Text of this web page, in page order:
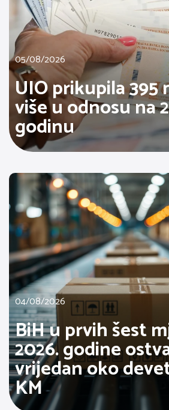
05/08/2026
UIO prikupila 395
više u odnosu na
godinu
04/08/2026
BiH u prvih šest
2026. godine
vrijedan oko
KM